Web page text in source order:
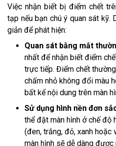
Việc nhận biết bị điểm chết
tạp nếu bạn chú ý quan sát
giản để phát hiện:
Quan sát bằng mắt
nhất để nhận biết điểm
trực tiếp. Điểm chết
chấm nhỏ không đổi màu
bất kể nội dung trên màn
Sử dụng hình nền đơn
thể đặt màn hình ở chế độ
(đen, trắng, đỏ, xanh hoặc
màn hình sẽ dễ dàng